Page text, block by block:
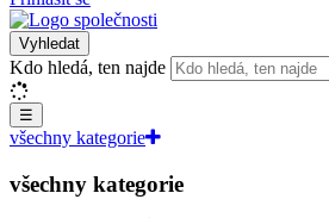
Vyhledat
Kdo hledá, ten najde
☰
všechny kategorie
všechny kategorie